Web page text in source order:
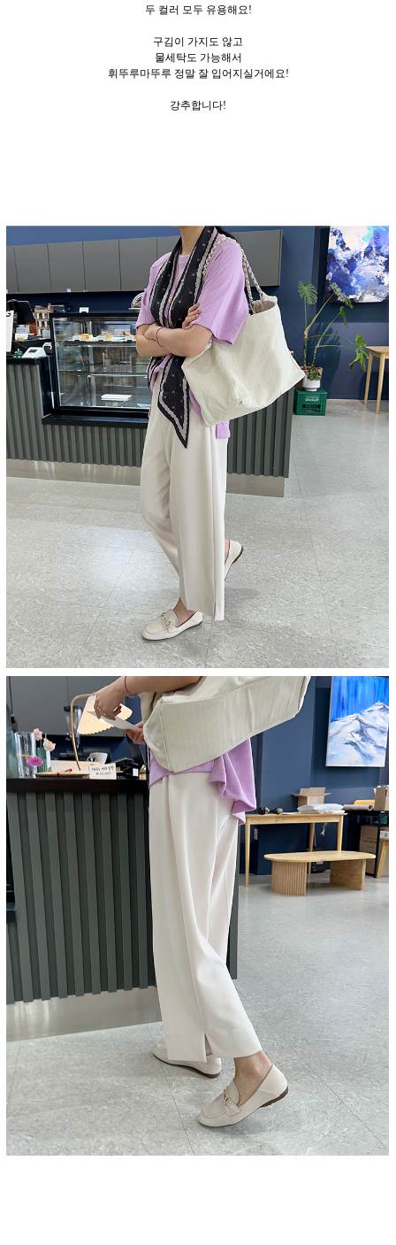
두 컬러 모두 유용해요!
구김이 가지도 않고
물세탁도 가능해서
휘뚜루마뚜루 정말 잘 입어지실거에요!
강추합니다!